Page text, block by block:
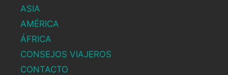
ASIA
AMÉRICA
ÁFRICA
CONSEJOS VIAJEROS
CONTACTO